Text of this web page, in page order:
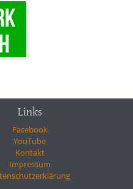
Links
Facebook
YouTube
Kontakt
Impressum